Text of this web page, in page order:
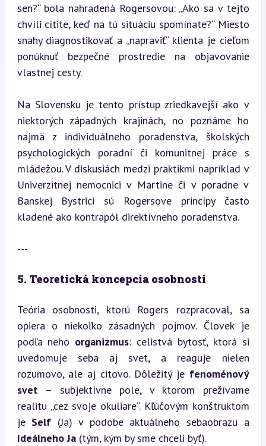
sen?“ bola nahradená Rogersovou: „Ako sa v tejto
chvíli cítite, keď na tú situáciu spomínate?“ Miesto
snahy diagnostikovať a „napraviť“ klienta je cieľom
ponúknuť bezpečné prostredie na objavovanie
vlastnej cesty.
Na Slovensku je tento prístup zriedkavejší ako v
niektorých západných krajinách, no poznáme ho
najmä z individuálneho poradenstva, školských
psychologických poradní či komunitnej práce s
mládežou. V diskusiách medzi praktikmi napríklad v
Univerzitnej nemocnici v Martine či v poradne v
Banskej Bystrici sú Rogersove princípy často
kladené ako kontrapól direktívneho poradenstva.
---
5. Teoretická koncepcia osobnosti
Teória osobnosti, ktorú Rogers rozpracoval, sa
opiera o niekoľko zásadných pojmov. Človek je
podľa neho organizmus: celistvá bytosť, ktorá si
uvedomuje seba aj svet, a reaguje nielen
rozumovo, ale aj citovo. Dôležitý je fenoménový
svet – subjektívne pole, v ktorom prežívame
realitu „cez svoje okuliare“. Kľúčovým konštruktom
je Self
(Ja) v podobe aktuálneho sebaobrazu a
Ideálneho Ja (tým, kým by sme chceli byť).